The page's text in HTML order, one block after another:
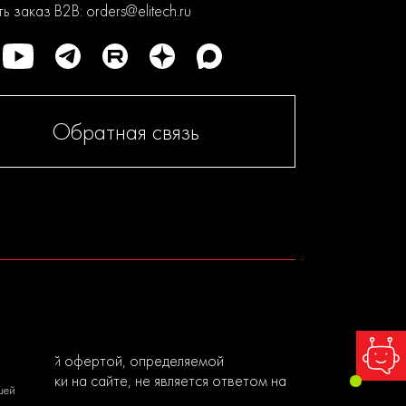
заказ B2B: orders@elitech.ru
Обратная связь
офертой, определяемой
на сайте, не является ответом на